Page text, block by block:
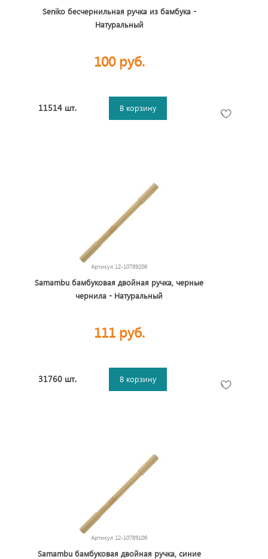
Seniko бесчернильная ручка из бамбука -
Натуральный
100 руб.
11514 шт. В корзину
Артикул 12-10789206
Samambu бамбуковая двойная ручка, черные
чернила - Натуральный
111 руб.
31760 шт. В корзину
Артикул 12-10789106
Samambu бамбуковая двойная ручка, синие